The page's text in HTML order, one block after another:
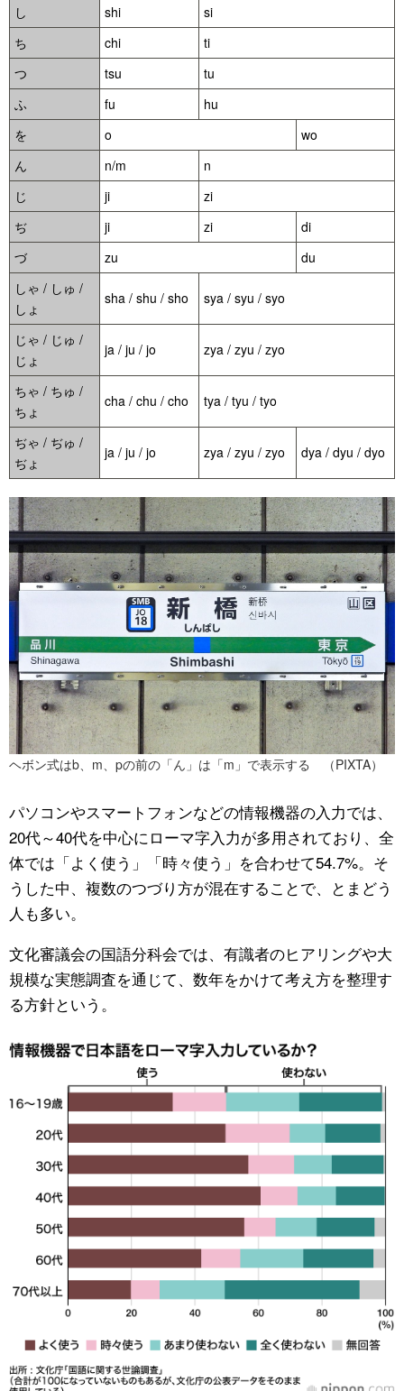
し shi
si
ち
chi
ti
つ
tsu
tu
ふ
fu
hu
を
o
wo
ん
n/m
n
じ
ji
zi
ぢ
ji zi
di
づ
zu
du
しゃ / しゅ /
しょ
sha / shu / sho sya / syu / syo
じゃ / じゅ /
じょ
ja / ju / jo zya / zyu / zyo
ちゃ / ちゅ /
ちょ
cha / chu / cho tya / tyu / tyo
ぢゃ / ぢゅ /
ぢょ
ja / ju / jo zya / zyu / zyo dya / dyu / dyo
ヘボン式はb、m、pの前の「ん」は「m」で表示する （PIXTA）
パソコンやスマートフォンなどの情報機器の入力では、
20代～40代を中心にローマ字入力が多用されており、全
体では「よく使う」「時々使う」を合わせて54.7%。そ
うした中、複数のつづり方が混在することで、とまどう
人も多い。
文化審議会の国語分科会では、有識者のヒアリングや大
規模な実態調査を通じて、数年をかけて考え方を整理す
る方針という。